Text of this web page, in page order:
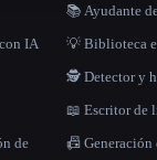
IA
de
📚 Ayudante
💡 Biblioteca
🕵️ Detector y
📖 Escritor de
📠